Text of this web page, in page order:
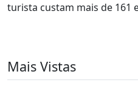
turista custam mais de 161
Mais Vistas